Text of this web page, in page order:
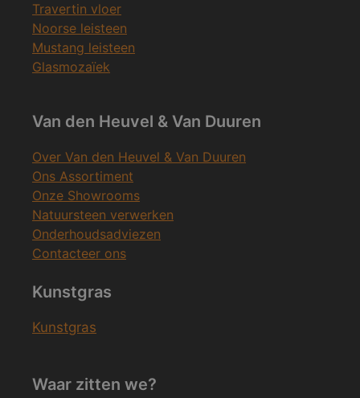
Travertin vloer
Noorse leisteen
Mustang leisteen
Glasmozaïek
Van den Heuvel & Van Duuren
Over Van den Heuvel & Van Duuren
Ons Assortiment
Onze Showrooms
Natuursteen verwerken
Onderhoudsadviezen
Contacteer ons
Kunstgras
Kunstgras
Waar zitten we?